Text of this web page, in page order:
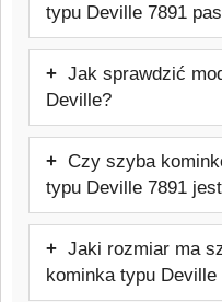
typu Deville 7891
Tak, szyba
model jest
marki Deville.
sprawdzić
aby uniknąć
Jak sprawdzić
Deville?
Najpewniejszym
sprawdzenie
lub dokumentacji
Warto też
producentem lub
w celu weryfikacji
Czy szyba
typu Deville 7891
Ten model szyby
płaska,
pieca. Typ szyby:
Jaki rozmiar ma
kominka typu Deville